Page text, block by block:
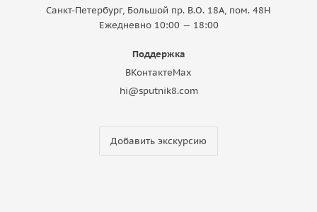
Санкт-Петербург, Большой пр. В.О. 18A, пом. 48Н
Ежедневно 10:00 — 18:00
Поддержка
ВКонтактеMax
hi@sputnik8.com
Добавить экскурсию